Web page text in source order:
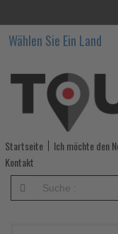
Die
besten
Plätze
für
Sommer
2027
gehören
Wählen Sie Ein Land
Startseite Ich möchte den
Kontakt